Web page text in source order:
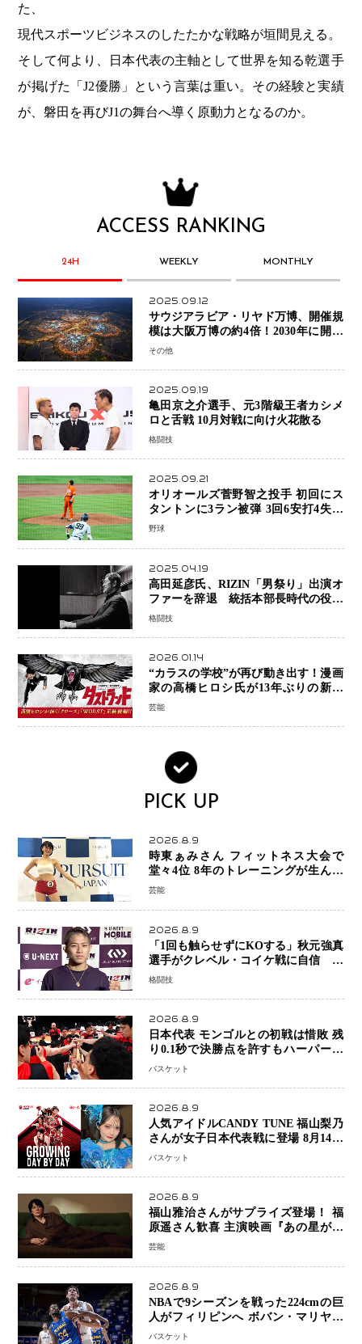
た、
現代スポーツビジネスのしたたかな戦略が垣間見える。
そして何より、日本代表の主軸として世界を知る乾選手
が掲げた「J2優勝」という言葉は重い。その経験と実績
が、磐田を再びJ1の舞台へ導く原動力となるのか。
ACCESS RANKING
24H WEEKLY MONTHLY
2025.09.12
サウジアラビア・リヤド万博、開催規
模は大阪万博の約4倍！2030年に開幕
予定
その他
2025.09.19
亀田京之介選手、元3階級王者カシメ
格闘技
2025.09.21
オリオールズ菅野智之投手 初回にス
タントンに3ラン被弾 3回6安打4失点
で降板
野球
2025.04.19
高田延彦氏、RIZIN「男祭り」出演オ
ファーを辞退 統括本部長時代の役目
「すでに終えています」と明言
格闘技
2026.01.14
“カラスの学校”が再び動き出す！漫画
家の高橋ヒロシ氏が13年ぶりの新章
『ダストランド』始動
芸能
PICK UP
2026.8.9
時東ぁみさん フィットネス大会で
堂々4位 8年のトレーニングが生んだ
健康美「4位になってホッとしていま
芸能
2026.8.9
「1回も触らせずにKOする」秋元強真
選手がクレベル・コイケ戦に自信 青
木真也と2カ月の寝技対策「引き込ま
格闘技
2026.8.9
日本代表 モンゴルとの初戦は惜敗 残
り0.1秒で決勝点を許すもハーパージ
ュニア15得点 カーク18得点と存在感
バスケット
2026.8.9
人気アイドルCANDY TUNE 福山梨乃
さんが女子日本代表戦に登場 8月14日
「三井不動産カップ」でスペシャルゲ
バスケット
2026.8.9
福山雅治さんがサプライズ登場！ 福
原遥さん歓喜 主演映画『あの星が降
る丘で、君とまた出会いたい。』舞台
芸能
2026.8.9
NBAで9シーズンを戦った224cmの巨
人がフィリピンへ ボバン・マリヤノ
ビッチ ジョーンズカップで新たな挑
バスケット